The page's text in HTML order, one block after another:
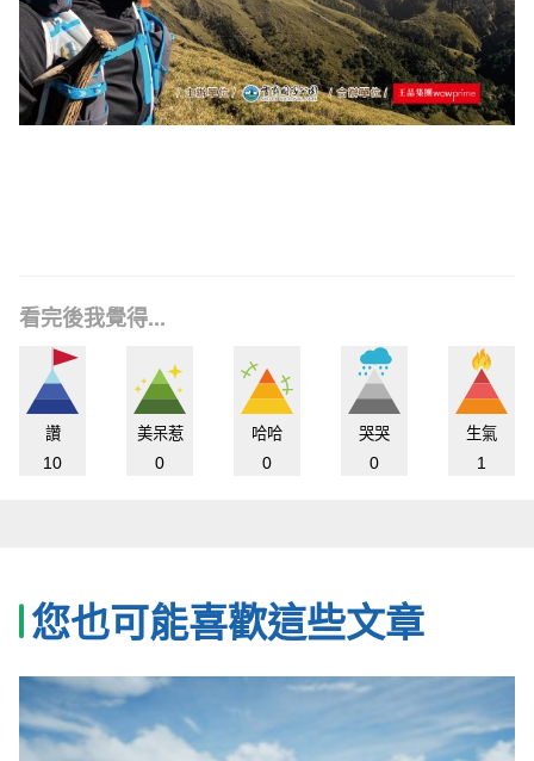
看完後我覺得...
讚
10
美呆惹
0
哈哈
0
哭哭
0
生氣
1
您也可能喜歡這些文章